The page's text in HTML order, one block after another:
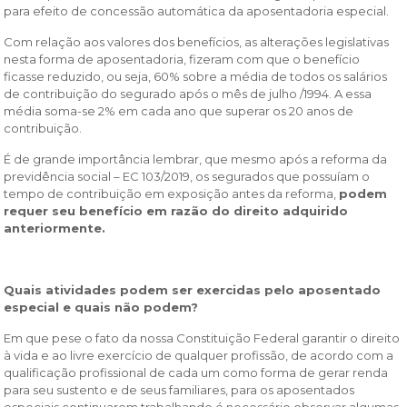
para efeito de concessão automática da aposentadoria especial.
Com relação aos valores dos benefícios, as alterações legislativas
nesta forma de aposentadoria, fizeram com que o benefício
ficasse reduzido, ou seja, 60% sobre a média de todos os salários
de contribuição do segurado após o mês de julho /1994. A essa
média soma-se 2% em cada ano que superar os 20 anos de
contribuição.
É de grande importância lembrar, que mesmo após a reforma da
previdência social – EC 103/2019, os segurados que possuíam o
tempo de contribuição em exposição antes da reforma, podem
requer seu benefício em razão do direito adquirido
anteriormente.
Quais atividades podem ser exercidas pelo aposentado
especial e quais não podem?
Em que pese o fato da nossa Constituição Federal garantir o direito
à vida e ao livre exercício de qualquer profissão, de acordo com a
qualificação profissional de cada um como forma de gerar renda
para seu sustento e de seus familiares, para os aposentados